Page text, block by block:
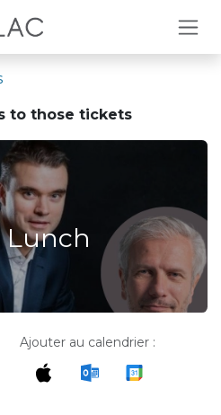
to those tickets
Lunch
Ajouter au calendrier :